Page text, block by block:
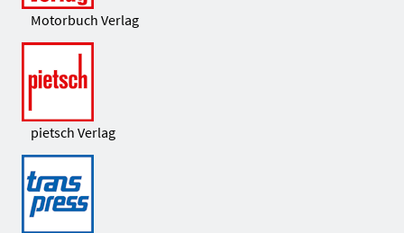
Motorbuch Verlag
pietsch Verlag